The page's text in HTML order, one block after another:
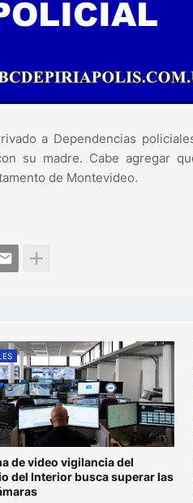
a Dependencias
su madre. Cabe agregar
de Montevideo.
de video vigilancia del
del Interior busca superar las